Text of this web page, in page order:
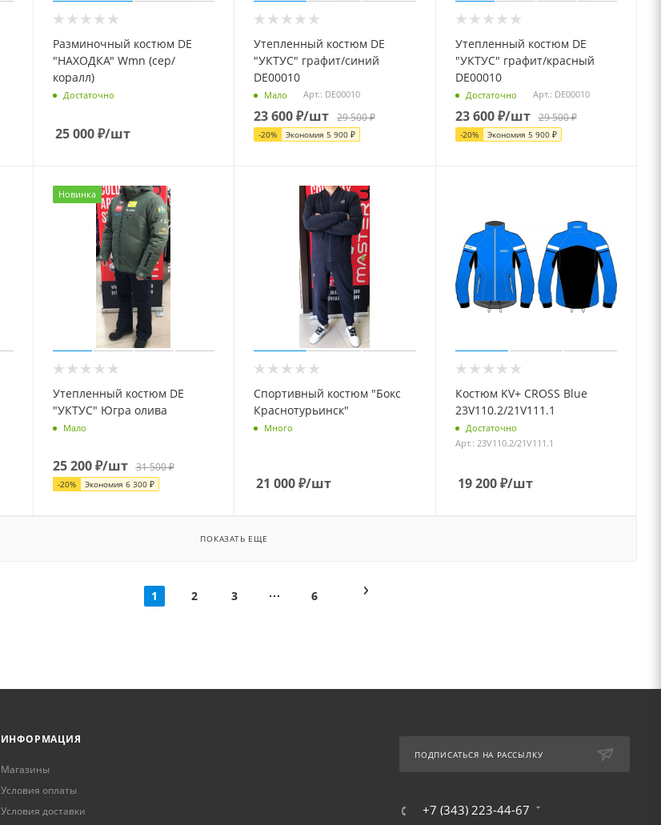
Разминочный костюм DE
"НАХОДКА" Wmn (сер/
коралл)
Достаточно
25 000₽/шт
Утепленный костюм DE
"УКТУС" графит/синий
DE00010
Мало Арт.: DE00010
23 600₽/шт 29 500₽
-20% Экономия 5 900 ₽
Утепленный костюм DE
"УКТУС" графит/красный
DE00010
Достаточно Арт.: DE00010
23 600₽/шт 29 500₽
-20% Экономия 5 900₽
Новинка
Утепленный костюм DE
"УКТУС" Югра олива
Мало
25 200₽/шт 31 500₽
-20% Экономия 6 300₽
Спортивный костюм "Бокс
Краснотурьинск"
Много
21 000₽/шт
Костюм KV+ CROSS Blue
23V110.2/21V111.1
Достаточно
Арт.: 23V110.2/21V111.1
19 200₽/шт
ПОКАЗАТЬ ЕЩЕ
1 2 3 6
ИНФОРМАЦИЯ
Магазины
Условия оплаты
Условия доставки
ПОДПИСАТЬСЯ НА РАССЫЛКУ
+7 (343) 223-44-67